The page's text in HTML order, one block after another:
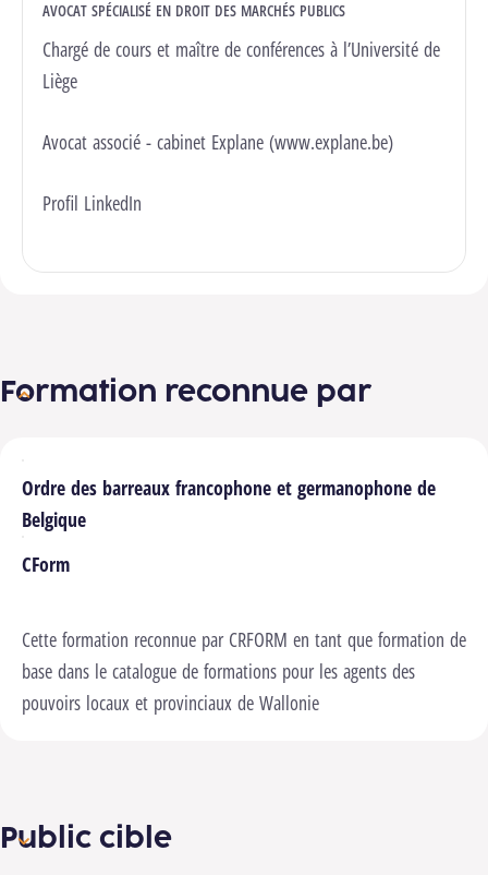
AVOCAT SPÉCIALISÉ EN DROIT DES MARCHÉS PUBLICS
Chargé de cours et maître de conférences à l’Université de
Liège
Avocat associé - cabinet Explane (www.explane.be)
Profil LinkedIn
Formation reconnue par
Ordre des barreaux francophone et germanophone de
Belgique
CForm
Cette formation reconnue par CRFORM en tant que formation de
base dans le catalogue de formations pour les agents des
pouvoirs locaux et provinciaux de Wallonie
Public cible